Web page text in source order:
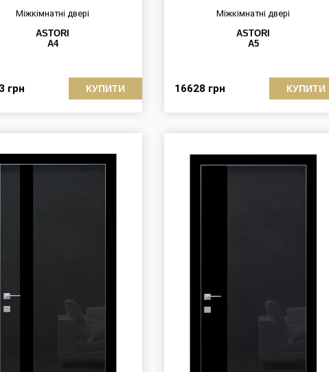
Міжкімнатні двері
ASTORI
A4
грн КУПИТИ
Міжкімнатні двері
ASTORI
A5
16628 грн КУПИТИ